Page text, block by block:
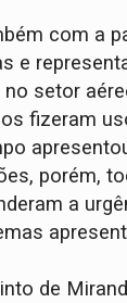
com a
e
setor
fizeram
porém,
a
de